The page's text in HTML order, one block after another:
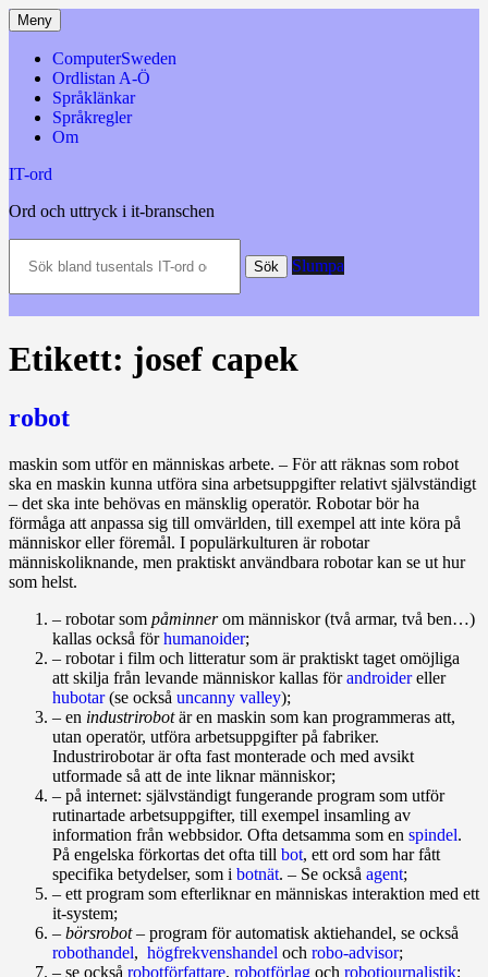
Hoppa
till
innehåll
Meny
ComputerSweden
Ordlistan A-Ö
Språklänkar
Språkregler
Om
IT-ord
Ord och uttryck i it-branschen
bland
och
datatermer
Sök Slumpa
Etikett: josef capek
robot
maskin som utför en människas arbete. – För att räknas som robot
ska en maskin kunna utföra sina arbetsuppgifter relativt självständigt
– det ska inte behövas en mänsklig operatör. Robotar bör ha
förmåga att anpassa sig till omvärlden, till exempel att inte köra på
människor eller föremål. I populärkulturen är robotar
människoliknande, men praktiskt användbara robotar kan se ut hur
som helst.
– robotar som på­minnerom människor (två armar, två ben…)
kallas också förhumanoider;
– robotar i film och litteratur som är praktiskt taget omöjliga
att skilja från levande människor kallas förandroidereller
hubotar(se också uncanny valley);
– en industri­robotär en maskin som kan programmeras att,
utan operatör, utföra arbets­uppgifter på fabriker.
Industrirobotar är ofta fast monterade och med avsikt
utformade så att de inte liknar människor;
– på internet: självständigt fungerande program som utför
rutin­artade arbets­uppgifter, till exempel insamling av
information från webb­sidor. Ofta detsamma som en spindel.
På engelska förkortas det ofta till bot, ett ord som har fått
specifika betydelser, som i botnät. – Se också agent;
– ett program som efterliknar en människas interaktion med ett
it‑system;
– börsrobot– program för automatisk aktie­handel, se också
robothandel, högfrekvenshandel och robo‑advisor;
– se också robotförfattare, robotförlag och robot­journal­istik;